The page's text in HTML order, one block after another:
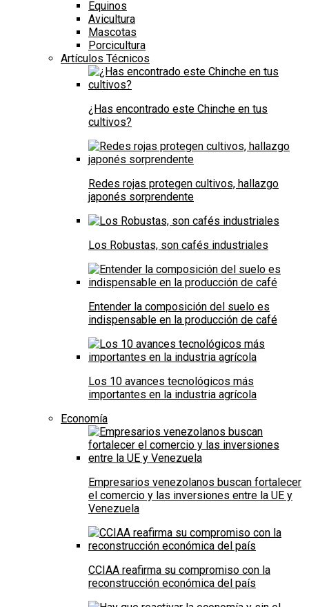
Equinos
Avicultura
Mascotas
Porcicultura
Artículos Técnicos
¿Has encontrado este Chinche en tus
cultivos?
Redes rojas protegen cultivos, hallazgo
japonés sorprendente
Los Robustas, son cafés industriales
Entender la composición del suelo es
indispensable en la producción de café
Los 10 avances tecnológicos más
importantes en la industria agrícola
Economía
Empresarios venezolanos buscan fortalecer
el comercio y las inversiones entre la UE y
Venezuela
CCIAA reafirma su compromiso con la
reconstrucción económica del país